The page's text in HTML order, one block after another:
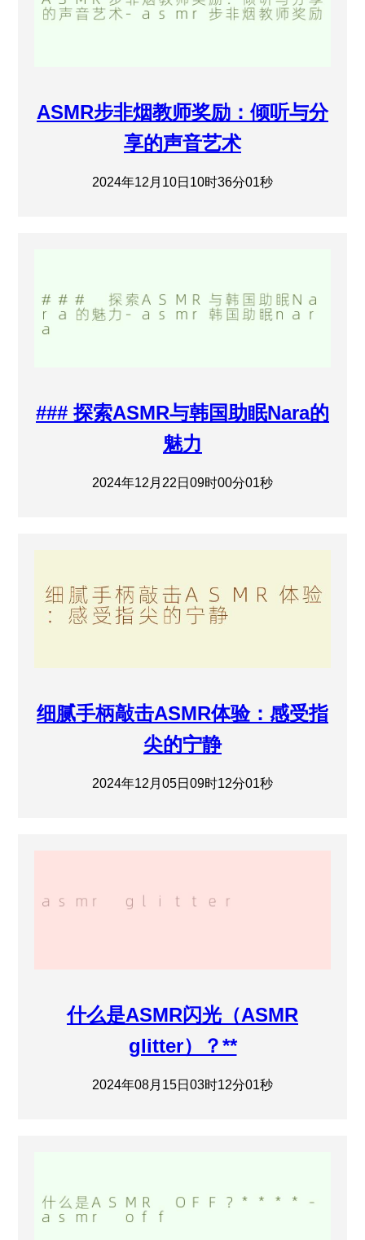
ASMR步非烟教师奖励：倾听与分
享的声音艺术
2024年12月10日10时36分01秒
### 探索ASMR与韩国助眠Nara的
魅力
2024年12月22日09时00分01秒
细腻手柄敲击ASMR体验：感受指
尖的宁静
2024年12月05日09时12分01秒
什么是ASMR闪光（ASMR
glitter）？**
2024年08月15日03时12分01秒